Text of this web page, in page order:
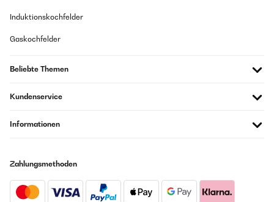
Induktionskochfelder
Gaskochfelder
Beliebte Themen
Kundenservice
Informationen
Zahlungsmethoden